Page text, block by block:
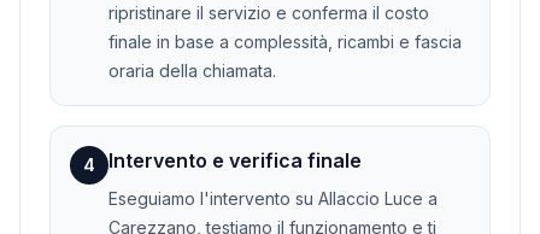
ripristinare il servizio e conferma il costo
finale in base a complessità, ricambi e fascia
oraria della chiamata.
4 Intervento e verifica finale
Eseguiamo l'intervento su Allaccio Luce a
Carezzano, testiamo il funzionamento e ti